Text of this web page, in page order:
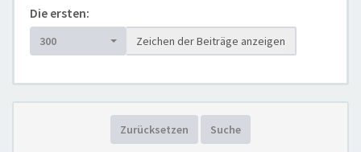
Die ersten:
300 Zeichen der Beiträge anzeigen
Zurücksetzen Suche